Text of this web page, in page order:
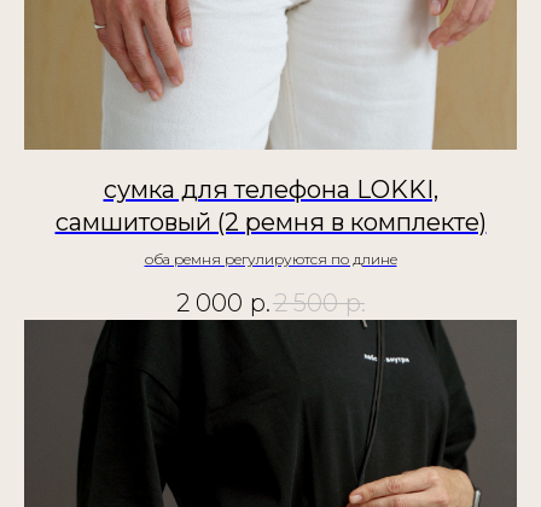
сумка для телефона LOKKI,
самшитовый (2 ремня в комплекте)
оба ремня регулируются по длине
2 000 р.2 500 р.